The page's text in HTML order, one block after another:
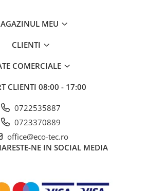
MEU
CLIENTI
COMERCIALE
CLIENTI 08:00 - 17:00
0722535887
0723370889
office@eco-tec.ro
NE IN SOCIAL MEDIA